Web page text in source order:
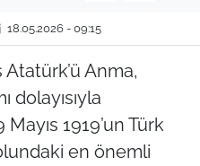
18.05.2026 - 09:15
Atatürk’ü Anma,
dolayısıyla
Mayıs 1919’un Türk
en önemli